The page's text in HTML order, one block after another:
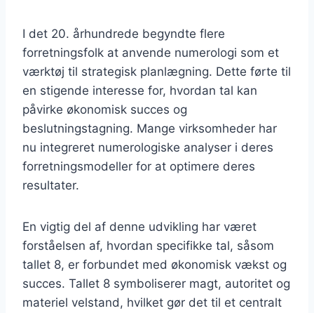
I det 20. århundrede begyndte flere
forretningsfolk at anvende numerologi som et
værktøj til strategisk planlægning. Dette førte til
en stigende interesse for, hvordan tal kan
påvirke økonomisk succes og
beslutningstagning. Mange virksomheder har
nu integreret numerologiske analyser i deres
forretningsmodeller for at optimere deres
resultater.
En vigtig del af denne udvikling har været
forståelsen af, hvordan specifikke tal, såsom
tallet 8, er forbundet med økonomisk vækst og
succes. Tallet 8 symboliserer magt, autoritet og
materiel velstand, hvilket gør det til et centralt